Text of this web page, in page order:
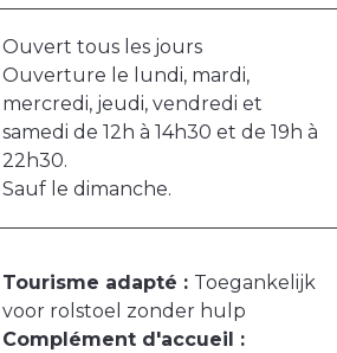
Ouvert tous les jours
Ouverture le lundi, mardi,
mercredi, jeudi, vendredi et
samedi de 12h à 14h30 et de 19h à
22h30.
Sauf le dimanche.
Tourisme adapté : Toegankelijk
voor rolstoel zonder hulp
Complément d'accueil :